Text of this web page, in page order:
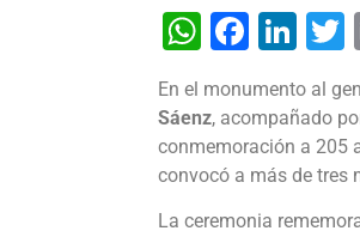
En el monumento al
Sáenz, acompañado
conmemoración a 205
convocó a más de tres
La ceremonia